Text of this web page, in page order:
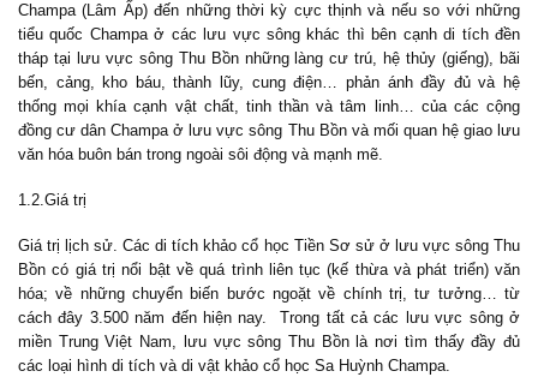
Champa (Lâm Ấp) đến những thời kỳ cực thịnh và nếu so với những
tiểu quốc Champa ở các lưu vực sông khác thì bên cạnh di tích đền
tháp tại lưu vực sông Thu Bồn những làng cư trú, hệ thủy (giếng), bãi
bến, cảng, kho báu, thành lũy, cung điện… phản ánh đầy đủ và hệ
thống mọi khía cạnh vật chất, tinh thần và tâm linh… của các cộng
đồng cư dân Champa ở lưu vực sông Thu Bồn và mối quan hệ giao lưu
văn hóa buôn bán trong ngoài sôi động và mạnh mẽ.
1.2.Giá trị
Giá trị lịch sử. Các di tích khảo cổ học Tiền Sơ sử ở lưu vực sông Thu
Bồn có giá trị nổi bật về quá trình liên tục (kế thừa và phát triển) văn
hóa; về những chuyển biến bước ngoặt về chính trị, tư tưởng… từ
cách đây 3.500 năm đến hiện nay. Trong tất cả các lưu vực sông ở
miền Trung Việt Nam, lưu vực sông Thu Bồn là nơi tìm thấy đầy đủ
các loại hình di tích và di vật khảo cổ học Sa Huỳnh Champa.